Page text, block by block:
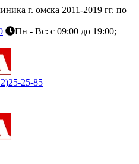
г. омска 2011-2019 гг. по
Пн - Вс: с 09:00 до 19:00;
25-25-85